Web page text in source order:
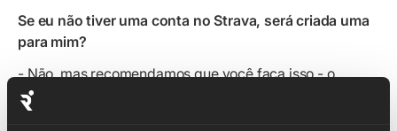
Se eu não tiver uma conta no Strava, será criada uma
para mim?
- Não, mas recomendamos que você faça isso - o
Strava é incrível!